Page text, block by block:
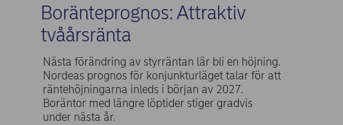
Boränteprognos: Attraktiv
tvåårsränta
Nästa förändring av styrräntan lär bli en höjning.
Nordeas prognos för konjunkturläget talar för att
räntehöjningarna inleds i början av 2027.
Boräntor med längre löptider stiger gradvis
under nästa år.